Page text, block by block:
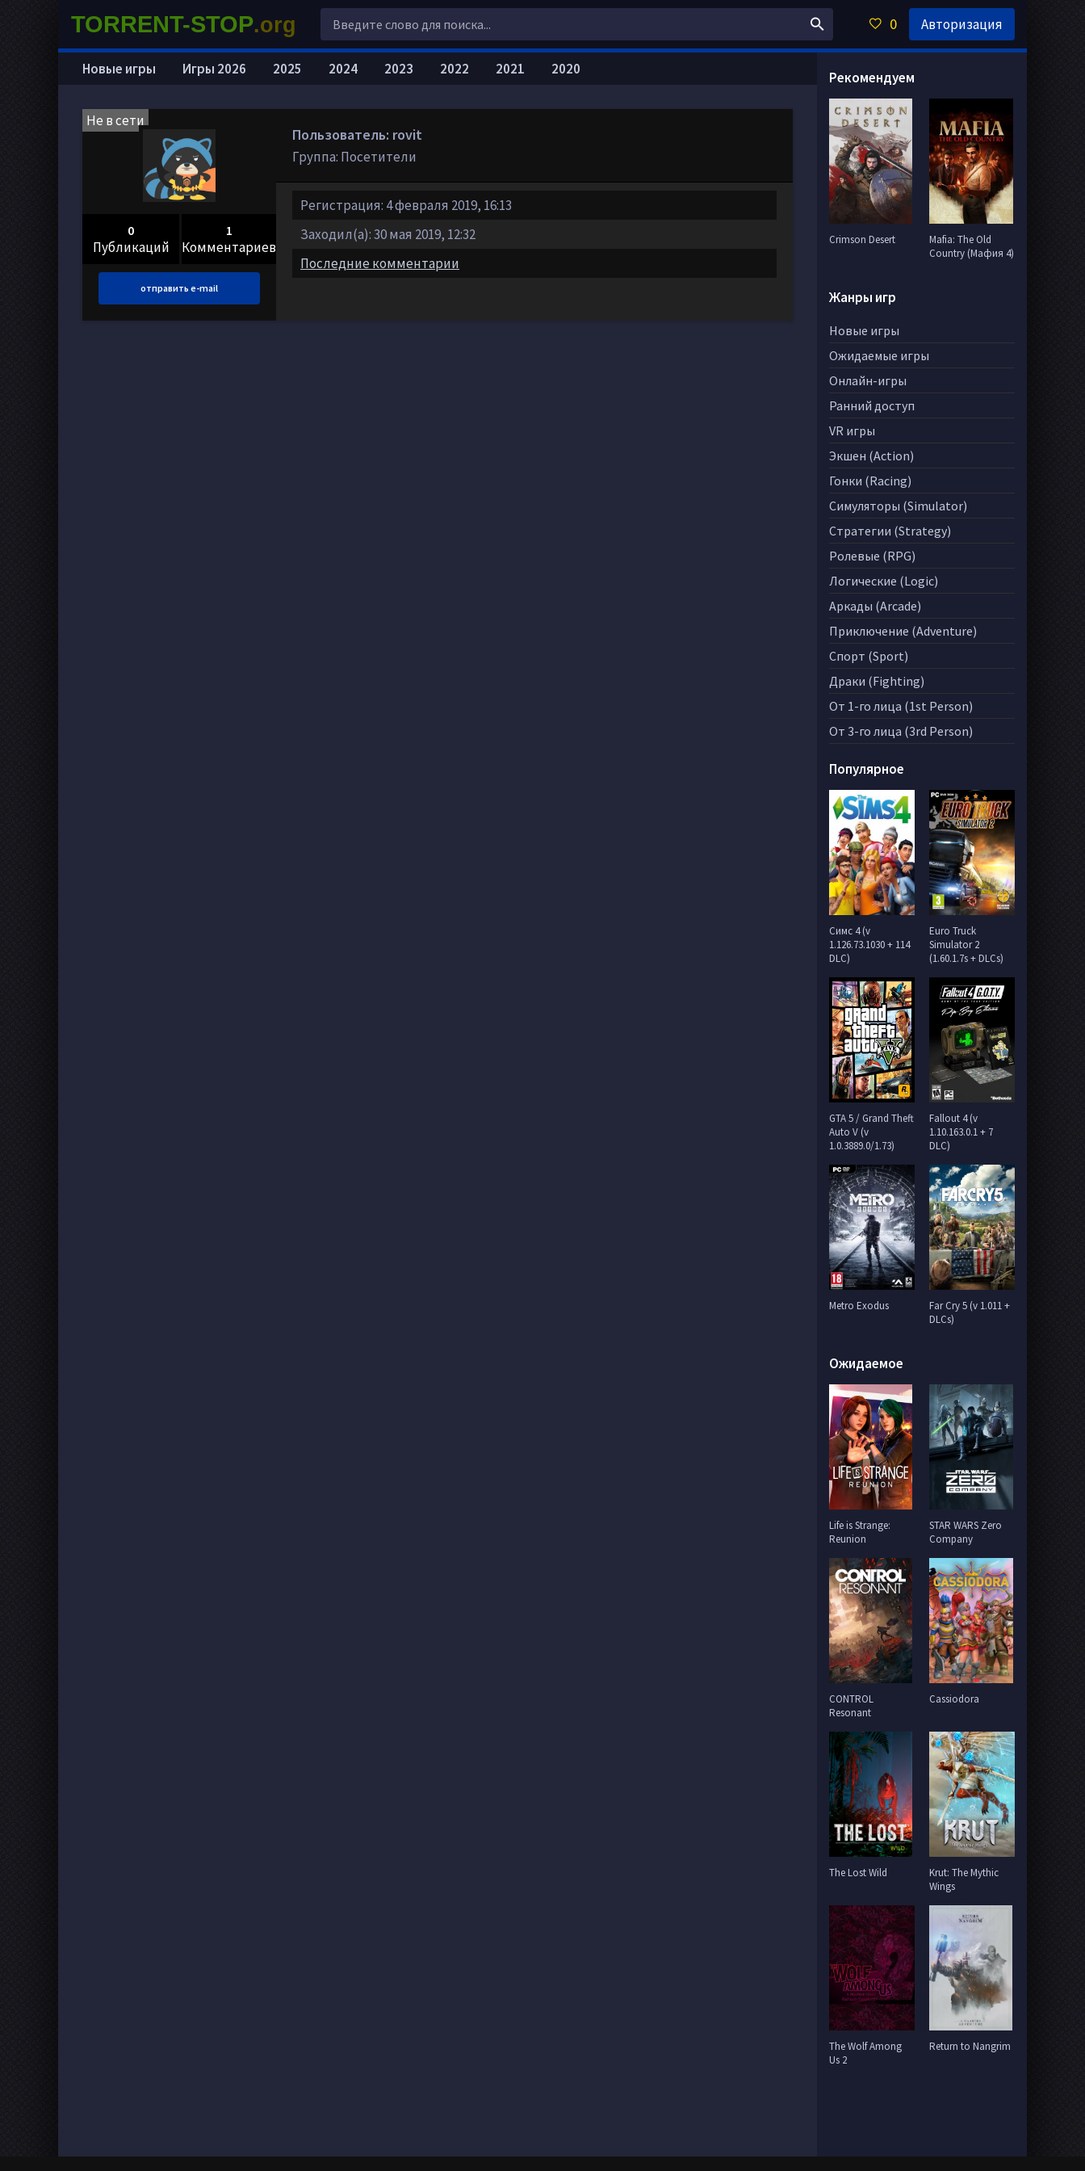
Не в сети
0
Публикаций
1
Комментариев
отправить e-mail
Пользователь: rovit
Группа: Посетители
Регистрация: 4 февраля 2019, 16:13
Заходил(а): 30 мая 2019, 12:32
Последние комментарии
Новые игры Игры 2026 2025 2024 2023 2022 2021 2020 Рекомендуем
Crimson Desert
Mafia: The Old
Country (Мафия 4)
Жанры игр
Новые игры
Ожидаемые игры
Онлайн-игры
Ранний доступ
VR игры
Экшен (Action)
Гонки (Racing)
Симуляторы (Simulator)
Стратегии (Strategy)
Ролевые (RPG)
Логические (Logic)
Аркады (Arcade)
Приключение (Adventure)
Спорт (Sport)
Драки (Fighting)
От 1-го лица (1st Person)
От 3-го лица (3rd Person)
Популярное
Симс 4 (v
1.126.73.1030 + 114
DLC)
Euro Truck
Simulator 2
(1.60.1.7s + DLCs)
GTA 5 / Grand Theft
Auto V (v
1.0.3889.0/1.73)
Fallout 4 (v
1.10.163.0.1 + 7
DLC)
Metro Exodus
Far Cry 5 (v 1.011 +
DLCs)
Ожидаемое
Life is Strange:
Reunion
STAR WARS Zero
Company
CONTROL
Resonant
Cassiodora
The Lost Wild
Krut: The Mythic
Wings
The Wolf Among
Us 2
Return to Nangrim
TORRENT-STOP.org 0 Авторизация